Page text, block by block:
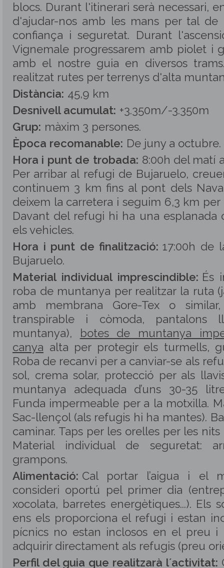
blocs. Durant l'itinerari serà necessari,
d'ajudar-nos amb les mans per tal de
confiança i seguretat. Durant
Vignemale progressarem amb piolet i
amb el nostre guia en diversos
realitzat rutes per terrenys d'alta
Distància: 45,9 km
Desnivell acumulat: +3.350m/-3.350m
Grup: màxim 3 persones.
Època recomanable: De juny a octubre.
Hora i punt de trobada: 8:00h del matí
Per arribar al refugi de Bujaruelo,
continuem 3 km fins al pont dels
deixem la carretera i seguim 6,3 km per
Davant del refugi hi ha una esplanada
els vehicles.
Hora i punt de finalització: 17:00h de
Bujaruelo.
Material individual imprescindible: És
roba de muntanya per realitzar la ruta
amb membrana Gore-Tex o
transpirable i còmoda,
muntanya), botes de muntanya
canya alta per protegir els turmells,
Roba de recanvi per a canviar-se als
sol, crema solar, protecció per als
muntanya adequada d’uns 30-35
Funda impermeable per a la motxilla.
Sac-llençol (als refugis hi ha mantes).
caminar. Taps per les orelles per les
Material individual de seguretat:
grampons.
Alimentació: Cal portar l’aigua i el
consideri oportú pel primer dia
xocolata, barretes energètiques...). Els
ens els proporciona el refugi i estan
pícnics no estan inclosos en el preu i
adquirir directament als refugis (preu
Perfil del guia que realitzarà l´activitat: